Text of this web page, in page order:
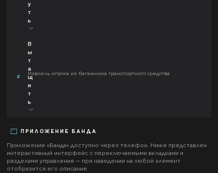
у
т
ь
2
В
ы
т
а
щ
и
т
ь
Извлечь игрока из багажника транспортного средства
ПРИЛОЖЕНИЕ БАНДА
Приложение «Банда» доступно через телефон. Ниже представлен
интерактивный интерфейс с переключаемыми вкладками и
разделами управления — при наведении на любой элемент
отобразится его описание.